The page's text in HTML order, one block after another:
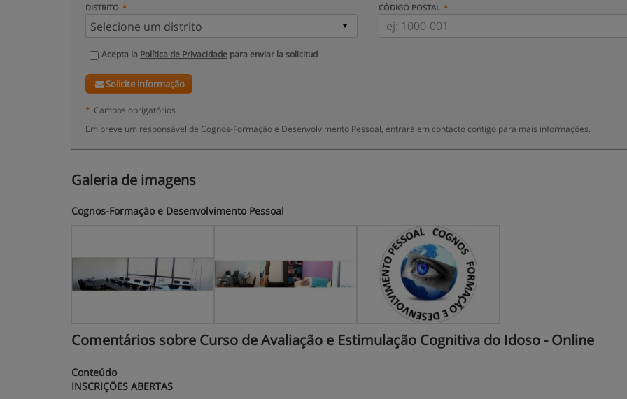
DISTRITO CÓDIGO POSTAL
Acepta la Política de Privacidade para enviar la solicitud
Solicite informação
* Campos obrigatórios
Em breve um responsável de Cognos-Formação e Desenvolvimento Pessoal, entrará em contacto contigo para mais informações.
Galeria de imagens
Cognos-Formação e Desenvolvimento Pessoal
Comentários sobre Curso de Avaliação e Estimulação Cognitiva do Idoso - Online
Conteúdo
INSCRIÇÕES ABERTAS